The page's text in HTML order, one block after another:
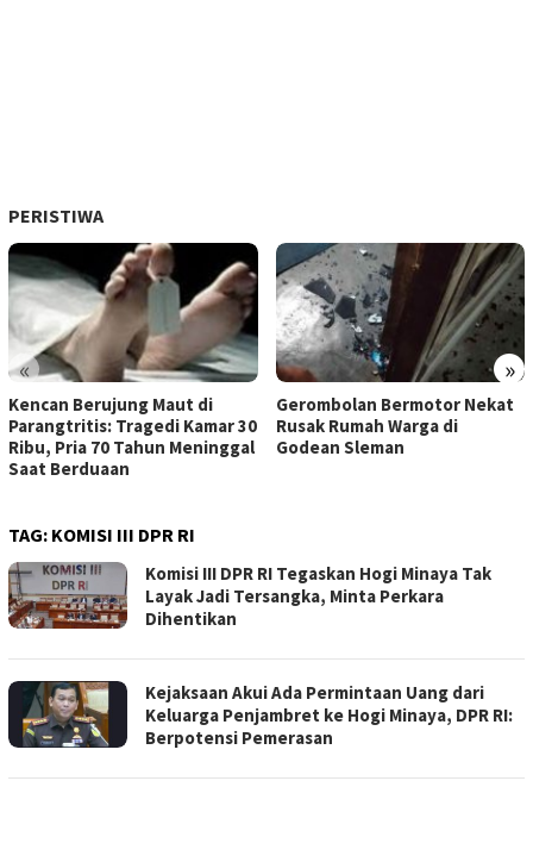
PERISTIWA
« »
Kencan Berujung Maut di
Parangtritis: Tragedi Kamar 30
Ribu, Pria 70 Tahun Meninggal
Saat Berduaan
Gerombolan Bermotor Nekat
Rusak Rumah Warga di
Godean Sleman
TAG: KOMISI III DPR RI
Komisi III DPR RI Tegaskan Hogi Minaya Tak
Layak Jadi Tersangka, Minta Perkara
Dihentikan
Kejaksaan Akui Ada Permintaan Uang dari
Keluarga Penjambret ke Hogi Minaya, DPR RI:
Berpotensi Pemerasan